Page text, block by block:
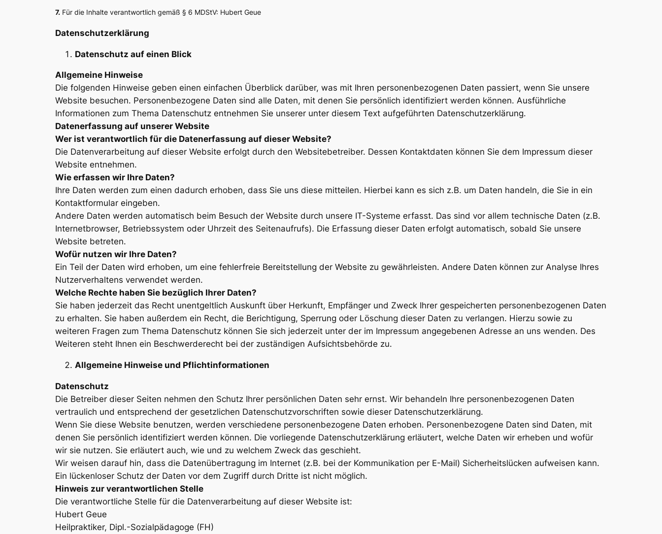
7. Für die Inhalte verantwortlich gemäß § 6 MDStV: Hubert Geue
Datenschutzerklärung
Datenschutz auf einen Blick
Allgemeine Hinweise
Die folgenden Hinweise geben einen einfachen Überblick darüber, was mit Ihren personenbezogenen Daten passiert, wenn Sie unsere
Website besuchen. Personenbezogene Daten sind alle Daten, mit denen Sie persönlich identifiziert werden können. Ausführliche
Informationen zum Thema Datenschutz entnehmen Sie unserer unter diesem Text aufgeführten Datenschutzerklärung.
Datenerfassung auf unserer Website
Wer ist verantwortlich für die Datenerfassung auf dieser Website?
Die Datenverarbeitung auf dieser Website erfolgt durch den Websitebetreiber. Dessen Kontaktdaten können Sie dem Impressum dieser
Website entnehmen.
Wie erfassen wir Ihre Daten?
Ihre Daten werden zum einen dadurch erhoben, dass Sie uns diese mitteilen. Hierbei kann es sich z.B. um Daten handeln, die Sie in ein
Kontaktformular eingeben.
Andere Daten werden automatisch beim Besuch der Website durch unsere IT-Systeme erfasst. Das sind vor allem technische Daten (z.B.
Internetbrowser, Betriebssystem oder Uhrzeit des Seitenaufrufs). Die Erfassung dieser Daten erfolgt automatisch, sobald Sie unsere
Website betreten.
Wofür nutzen wir Ihre Daten?
Ein Teil der Daten wird erhoben, um eine fehlerfreie Bereitstellung der Website zu gewährleisten. Andere Daten können zur Analyse Ihres
Nutzerverhaltens verwendet werden.
Welche Rechte haben Sie bezüglich Ihrer Daten?
Sie haben jederzeit das Recht unentgeltlich Auskunft über Herkunft, Empfänger und Zweck Ihrer gespeicherten personenbezogenen Daten
zu erhalten. Sie haben außerdem ein Recht, die Berichtigung, Sperrung oder Löschung dieser Daten zu verlangen. Hierzu sowie zu
weiteren Fragen zum Thema Datenschutz können Sie sich jederzeit unter der im Impressum angegebenen Adresse an uns wenden. Des
Weiteren steht Ihnen ein Beschwerderecht bei der zuständigen Aufsichtsbehörde zu.
Allgemeine Hinweise und Pflichtinformationen
Datenschutz
Die Betreiber dieser Seiten nehmen den Schutz Ihrer persönlichen Daten sehr ernst. Wir behandeln Ihre personenbezogenen Daten
vertraulich und entsprechend der gesetzlichen Datenschutzvorschriften sowie dieser Datenschutzerklärung.
Wenn Sie diese Website benutzen, werden verschiedene personenbezogene Daten erhoben. Personenbezogene Daten sind Daten, mit
denen Sie persönlich identifiziert werden können. Die vorliegende Datenschutzerklärung erläutert, welche Daten wir erheben und wofür
wir sie nutzen. Sie erläutert auch, wie und zu welchem Zweck das geschieht.
Wir weisen darauf hin, dass die Datenübertragung im Internet (z.B. bei der Kommunikation per E-Mail) Sicherheitslücken aufweisen kann.
Ein lückenloser Schutz der Daten vor dem Zugriff durch Dritte ist nicht möglich.
Hinweis zur verantwortlichen Stelle
Die verantwortliche Stelle für die Datenverarbeitung auf dieser Website ist:
Hubert Geue
Heilpraktiker, Dipl.-Sozialpädagoge (FH)